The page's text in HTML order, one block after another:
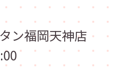
ン福岡天神店